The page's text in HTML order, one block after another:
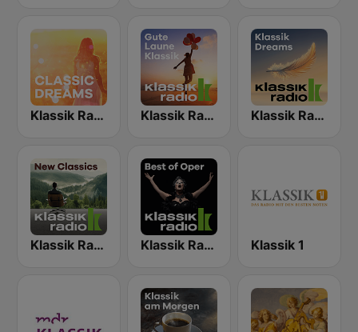
Klassik Radio Classic Dreams Klassik Radio Feel Good Klassik Klassik Radio Klassik Dreams
Klassik Radio New Classics Klassik Radio Best of Oper Klassik 1